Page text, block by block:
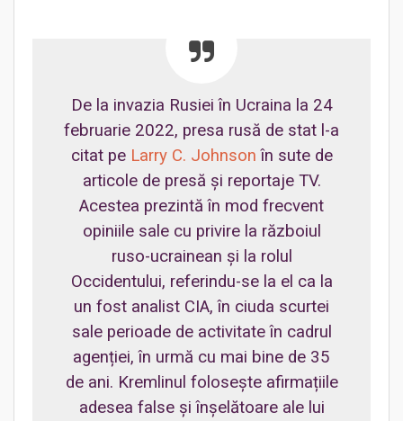
De la invazia Rusiei în Ucraina la 24
februarie 2022, presa rusă de stat l-a
citat pe Larry C. Johnson în sute de
articole de presă și reportaje TV.
Acestea prezintă în mod frecvent
opiniile sale cu privire la războiul
ruso-ucrainean și la rolul
Occidentului, referindu-se la el ca la
un fost analist CIA, în ciuda scurtei
sale perioade de activitate în cadrul
agenției, în urmă cu mai bine de 35
de ani. Kremlinul folosește afirmațiile
adesea false și înșelătoare ale lui